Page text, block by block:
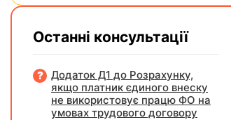
Останні консультації
Додаток Д1 до Розрахунку,
якщо платник єдиного внеску
не використовує працю ФО на
умовах трудового договору